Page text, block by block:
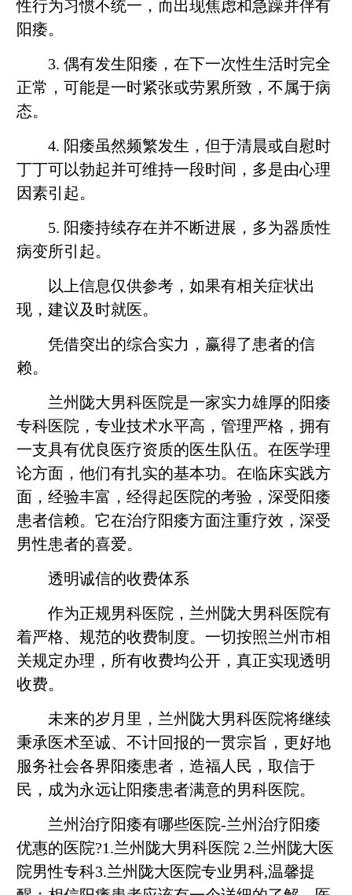
性行为习惯不统一，而出现焦虑和急躁并伴有
阳痿。
3. 偶有发生阳痿，在下一次性生活时完全
正常，可能是一时紧张或劳累所致，不属于病
态。
4. 阳痿虽然频繁发生，但于清晨或自慰时
丁丁可以勃起并可维持一段时间，多是由心理
因素引起。
5. 阳痿持续存在并不断进展，多为器质性
病变所引起。
以上信息仅供参考，如果有相关症状出
现，建议及时就医。
凭借突出的综合实力，赢得了患者的信
赖。
兰州陇大男科医院是一家实力雄厚的阳痿
专科医院，专业技术水平高，管理严格，拥有
一支具有优良医疗资质的医生队伍。在医学理
论方面，他们有扎实的基本功。在临床实践方
面，经验丰富，经得起医院的考验，深受阳痿
患者信赖。它在治疗阳痿方面注重疗效，深受
男性患者的喜爱。
透明诚信的收费体系
作为正规男科医院，兰州陇大男科医院有
着严格、规范的收费制度。一切按照兰州市相
关规定办理，所有收费均公开，真正实现透明
收费。
未来的岁月里，兰州陇大男科医院将继续
秉承医术至诚、不计回报的一贯宗旨，更好地
服务社会各界阳痿患者，造福人民，取信于
民，成为永远让阳痿患者满意的男科医院。
兰州治疗阳痿有哪些医院-兰州治疗阳痿
优惠的医院?1.兰州陇大男科医院 2.兰州陇大医
院男性专科3.兰州陇大医院专业男科,温馨提